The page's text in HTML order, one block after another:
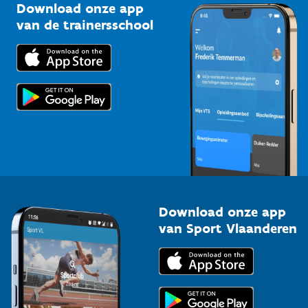
Bedrijven
Trainers en begeleiders
Topsporters
Kennisplatform
Downloads
Voor de pers
Download onze app
van de trainersschool
Download onze app
van Sport Vlaanderen